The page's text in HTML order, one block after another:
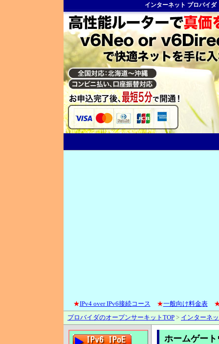
インターネット プロバイダ
★IPv4 over IPv6接続コース ★一般向け料金表
プロバイダのオープンサーキットTOP > インターネ
ホームゲー